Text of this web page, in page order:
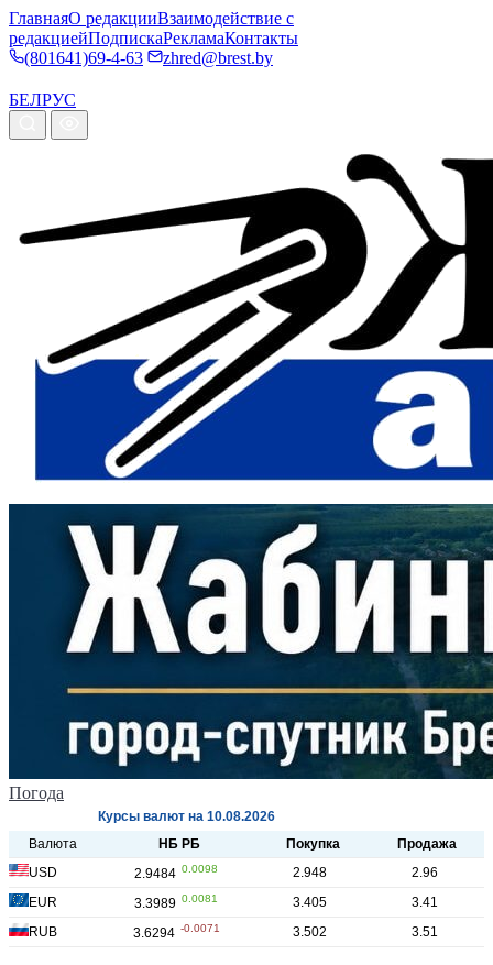
ГлавнаяО редакцииВзаимодействие с
редакциейПодпискаРекламаКонтакты
(801641)69-4-63
zhred@brest.by
БЕЛРУС
Погода